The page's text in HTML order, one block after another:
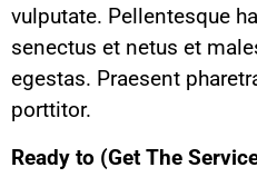
vulputate. Pellentesque
senectus et netus et
egestas. Praesent
porttitor.
Ready to (Get The